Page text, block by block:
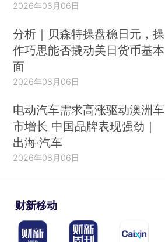
2026年08月06日
分析｜贝森特操盘稳日元，操
作巧思能否撬动美日货币基本
面
2026年08月06日
电动汽车需求高涨驱动澳洲车
市增长 中国品牌表现强劲｜
出海·汽车
2026年08月06日
财新移动